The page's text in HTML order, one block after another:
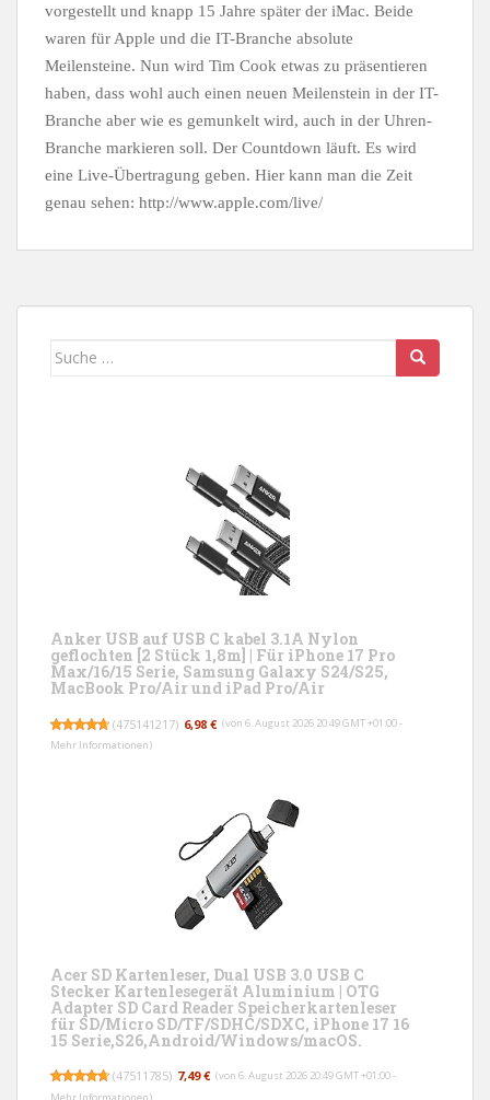
vorgestellt und knapp 15 Jahre später der iMac. Beide
waren für Apple und die IT-Branche absolute
Meilensteine. Nun wird Tim Cook etwas zu präsentieren
haben, dass wohl auch einen neuen Meilenstein in der IT-
Branche aber wie es gemunkelt wird, auch in der Uhren-
Branche markieren soll. Der Countdown läuft. Es wird
eine Live-Übertragung geben. Hier kann man die Zeit
genau sehen: http://www.apple.com/live/
Suche
Anker USB auf USB C kabel 3.1A Nylon
geflochten [2 Stück 1,8m] | Für iPhone 17 Pro
Max/16/15 Serie, Samsung Galaxy S24/S25,
MacBook Pro/Air und iPad Pro/Air
(475141217) 6,98 € (von 6. August 2026 20:49 GMT +01:00 -
Mehr Informationen)
Acer SD Kartenleser, Dual USB 3.0 USB C
Stecker Kartenlesegerät Aluminium | OTG
Adapter SD Card Reader Speicherkartenleser
für SD/Micro SD/TF/SDHC/SDXC, iPhone 17 16
15 Serie,S26,Android/Windows/macOS.
(47511785) 7,49 € (von 6. August 2026 20:49 GMT +01:00 -
Mehr Informationen)